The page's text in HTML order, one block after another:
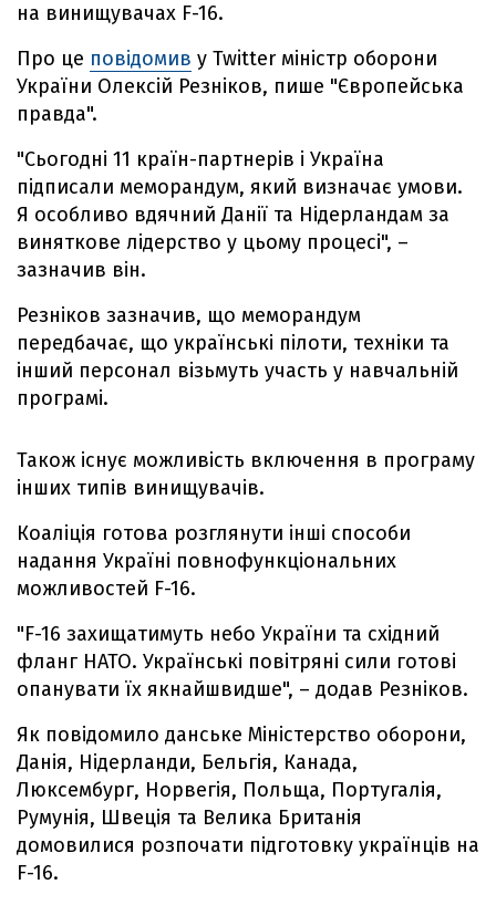
на винищувачах F-16.
Про це повідомив у Twitter міністр оборони
України Олексій Резніков, пише "Європейська
правда".
"Сьогодні 11 країн-партнерів і Україна
підписали меморандум, який визначає умови.
Я особливо вдячний Данії та Нідерландам за
виняткове лідерство у цьому процесі", –
зазначив він.
Резніков зазначив, що меморандум
передбачає, що українські пілоти, техніки та
інший персонал візьмуть участь у навчальній
програмі.
Також існує можливість включення в програму
інших типів винищувачів.
Коаліція готова розглянути інші способи
надання Україні повнофункціональних
можливостей F-16.
"F-16 захищатимуть небо України та східний
фланг НАТО. Українські повітряні сили готові
опанувати їх якнайшвидше", – додав Резніков.
Як повідомило данське Міністерство оборони,
Данія, Нідерланди, Бельгія, Канада,
Люксембург, Норвегія, Польща, Португалія,
Румунія, Швеція та Велика Британія
домовилися розпочати підготовку українців на
F-16.